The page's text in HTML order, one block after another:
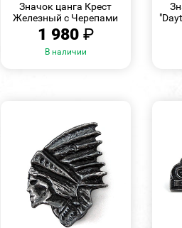
Значок цанга Крест
Железный с Черепами
1 980 ₽
В наличии